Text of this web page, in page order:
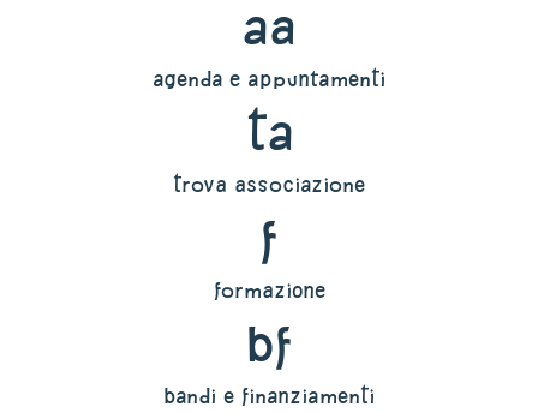
aa
agenda e appuntamenti
ta
trova associazione
f
formazione
bf
bandi e finanziamenti